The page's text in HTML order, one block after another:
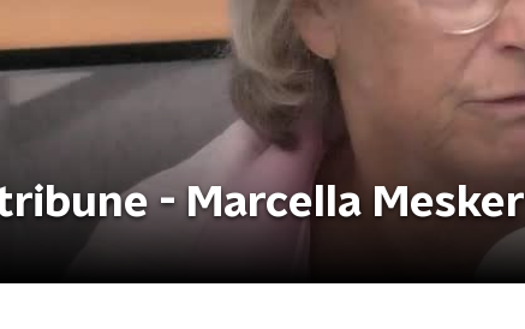
- Marcella Mesker